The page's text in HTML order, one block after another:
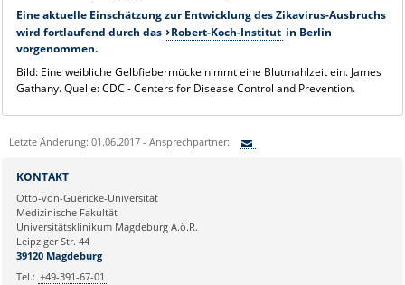
Eine aktuelle Einschätzung zur Entwicklung des Zikavirus-Ausbruchs
wird fortlaufend durch das
Robert-Koch-Institut in Berlin
vorgenommen.
Bild: Eine weibliche Gelbfiebermücke nimmt eine Blutmahlzeit ein. James
Gathany. Quelle: CDC - Centers for Disease Control and Prevention.
Letzte Änderung: 01.06.2017 - Ansprechpartner:
Ihre E-Mailadresse:
Ihr Anliegen:
KONTAKT
Otto-von-Guericke-Universität
Medizinische Fakultät
Universitätsklinikum Magdeburg A.ö.R.
Leipziger Str. 44
39120 Magdeburg
Tel.: +49-391-67-01